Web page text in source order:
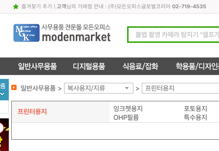
즐겨찾기 추가| 고객님의 거래점 안내 : (주)모든오피스글로벌코리아 02-719-4535
일반사무용품 > 복사용지/지류 > 프린터용지
프린터용지 잉크젯용지
포토용지
OHP필름
특수용지